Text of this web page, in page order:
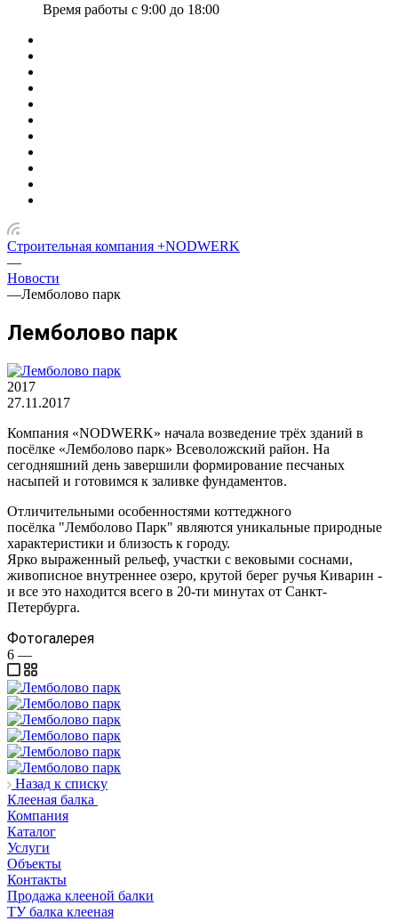
Время работы с 9:00 до 18:00
Строительная компания +NODWERK
—
Новости
—Лемболово парк
Лемболово парк
2017
27.11.2017
Компания «NODWERK» начала возведение трёх зданий в
посёлке «Лемболово парк» Всеволожский район. На
сегодняшний день завершили формирование песчаных
насыпей и готовимся к заливке фундаментов.
Отличительными особенностями коттеджного
посёлка "Лемболово Парк" являются уникальные природные
характеристики и близость к городу.
Ярко выраженный рельеф, участки с вековыми соснами,
живописное внутреннее озеро, крутой берег ручья Киварин -
и все это находится всего в 20-ти минутах от Санкт-
Петербурга.
Фотогалерея
6 —
Назад к списку
Клееная балка
Компания
Каталог
Услуги
Объекты
Контакты
Продажа клееной балки
ТУ балка клееная